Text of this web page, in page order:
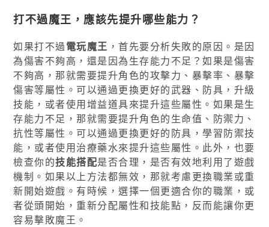
打不過魔王，應該先提升哪些能力？
如果打不過電玩魔王 ，首先要分析失敗的原因。是因
為傷害不夠高，還是因為生存能力不足？如果是傷害
不夠高，那就需要提升角色的攻擊力、暴擊率、暴擊
傷害等屬性。可以通過更換更好的武器、防具，升級
技能，或者使用增益道具來提升這些屬性。如果是生
存能力不足，那就需要提升角色的生命值、防禦力、
抗性等屬性。可以通過更換更好的防具，學習防禦技
能，或者使用治療藥水來提升這些屬性。此外，也要
檢查你的技能搭配是否合理，是否有效地利用了遊戲
機制。如果以上方法都無效，那就考慮更換職業或重
新開始遊戲。有時候，選擇一個更適合你的職業，或
者從頭開始，重新分配屬性和技能點，反而能讓你更
容易擊敗魔王。